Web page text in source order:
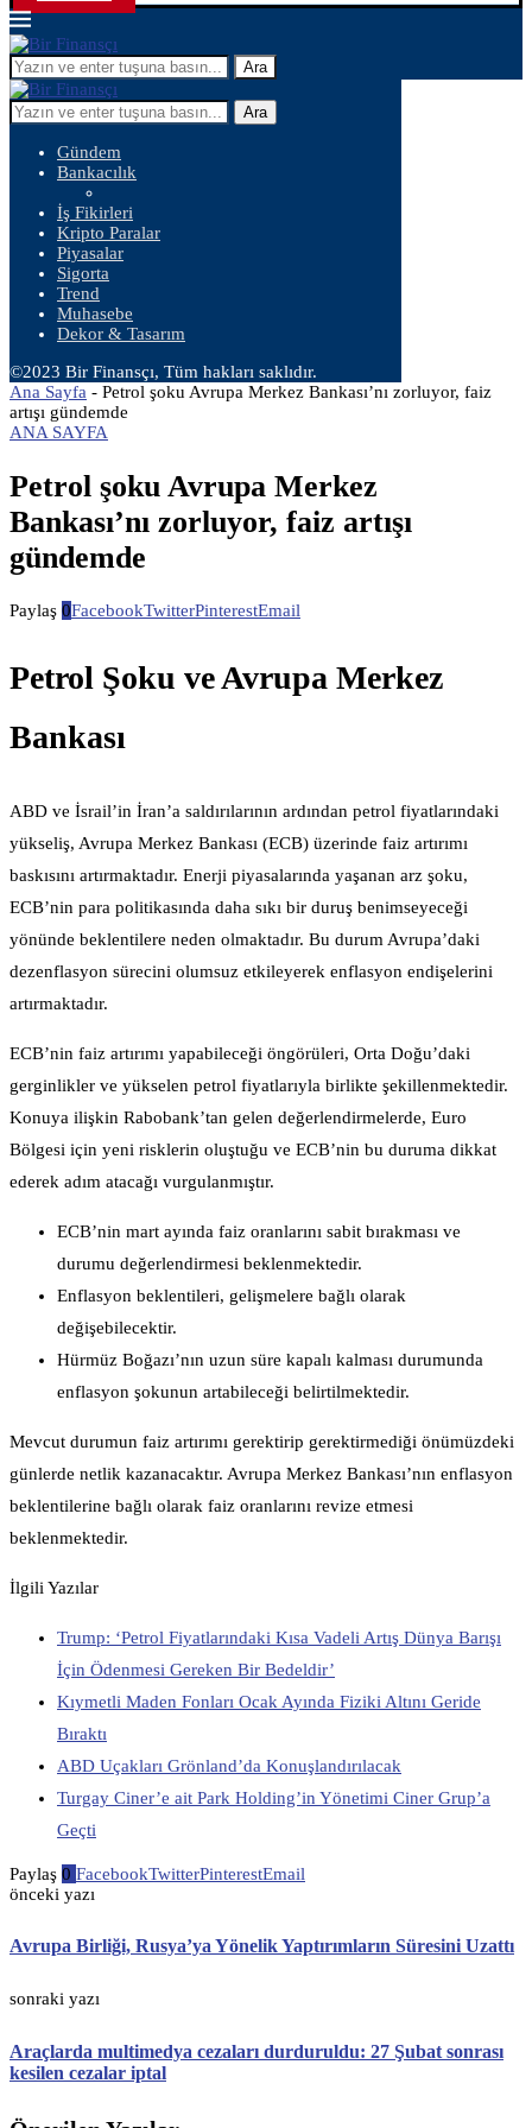
Ara
Ara
Gündem
Bankacılık
İş Fikirleri
Kripto Paralar
Piyasalar
Sigorta
Trend
Muhasebe
Dekor & Tasarım
©2023 Bir Finansçı, Tüm hakları saklıdır.
Ana Sayfa - Petrol şoku Avrupa Merkez Bankası’nı zorluyor, faiz
artışı gündemde
ANA SAYFA
Petrol şoku Avrupa Merkez
Bankası’nı zorluyor, faiz artışı
gündemde
Paylaş 0FacebookTwitterPinterestEmail
Petrol Şoku ve Avrupa Merkez
Bankası
ABD ve İsrail’in İran’a saldırılarının ardından petrol fiyatlarındaki
yükseliş, Avrupa Merkez Bankası (ECB) üzerinde faiz artırımı
baskısını artırmaktadır. Enerji piyasalarında yaşanan arz şoku,
ECB’nin para politikasında daha sıkı bir duruş benimseyeceği
yönünde beklentilere neden olmaktadır. Bu durum Avrupa’daki
dezenflasyon sürecini olumsuz etkileyerek enflasyon endişelerini
artırmaktadır.
ECB’nin faiz artırımı yapabileceği öngörüleri, Orta Doğu’daki
gerginlikler ve yükselen petrol fiyatlarıyla birlikte şekillenmektedir.
Konuya ilişkin Rabobank’tan gelen değerlendirmelerde, Euro
Bölgesi için yeni risklerin oluştuğu ve ECB’nin bu duruma dikkat
ederek adım atacağı vurgulanmıştır.
ECB’nin mart ayında faiz oranlarını sabit bırakması ve
durumu değerlendirmesi beklenmektedir.
Enflasyon beklentileri, gelişmelere bağlı olarak
değişebilecektir.
Hürmüz Boğazı’nın uzun süre kapalı kalması durumunda
enflasyon şokunun artabileceği belirtilmektedir.
Mevcut durumun faiz artırımı gerektirip gerektirmediği önümüzdeki
günlerde netlik kazanacaktır. Avrupa Merkez Bankası’nın enflasyon
beklentilerine bağlı olarak faiz oranlarını revize etmesi
beklenmektedir.
İlgili Yazılar
Trump: ‘Petrol Fiyatlarındaki Kısa Vadeli Artış Dünya Barışı
İçin Ödenmesi Gereken Bir Bedeldir’
Kıymetli Maden Fonları Ocak Ayında Fiziki Altını Geride
Bıraktı
ABD Uçakları Grönland’da Konuşlandırılacak
Turgay Ciner’e ait Park Holding’in Yönetimi Ciner Grup’a
Geçti
Paylaş 0 FacebookTwitterPinterestEmail
önceki yazı
Avrupa Birliği, Rusya’ya Yönelik Yaptırımların Süresini Uzattı
sonraki yazı
Araçlarda multimedya cezaları durduruldu: 27 Şubat sonrası
kesilen cezalar iptal